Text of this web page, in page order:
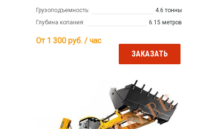
Грузоподъемность:
4.6 тонны
Глубина копания:
6.15 метров
От 1 300 руб. / час
ЗАКАЗАТЬ